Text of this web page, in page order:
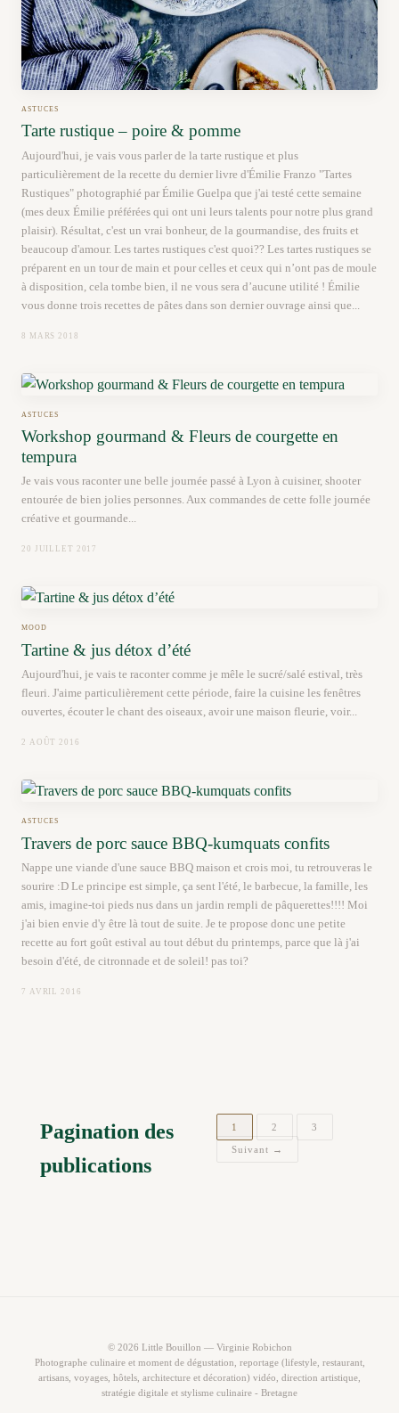
ASTUCES
Tarte rustique – poire & pomme
Aujourd'hui, je vais vous parler de la tarte rustique et plus
particulièrement de la recette du dernier livre d'Émilie Franzo "Tartes
Rustiques" photographié par Émilie Guelpa que j'ai testé cette semaine
(mes deux Émilie préférées qui ont uni leurs talents pour notre plus grand
plaisir). Résultat, c'est un vrai bonheur, de la gourmandise, des fruits et
beaucoup d'amour. Les tartes rustiques c'est quoi?? Les tartes rustiques se
préparent en un tour de main et pour celles et ceux qui n’ont pas de moule
à disposition, cela tombe bien, il ne vous sera d’aucune utilité ! Émilie
vous donne trois recettes de pâtes dans son dernier ouvrage ainsi que...
8 MARS 2018
ASTUCES
Workshop gourmand & Fleurs de courgette en
tempura
Je vais vous raconter une belle journée passé à Lyon à cuisiner, shooter
entourée de bien jolies personnes. Aux commandes de cette folle journée
créative et gourmande...
20 JUILLET 2017
MOOD
Tartine & jus détox d’été
Aujourd'hui, je vais te raconter comme je mêle le sucré/salé estival, très
fleuri. J'aime particulièrement cette période, faire la cuisine les fenêtres
ouvertes, écouter le chant des oiseaux, avoir une maison fleurie, voir...
2 AOÛT 2016
ASTUCES
Travers de porc sauce BBQ-kumquats confits
Nappe une viande d'une sauce BBQ maison et crois moi, tu retrouveras le
sourire :D Le principe est simple, ça sent l'été, le barbecue, la famille, les
amis, imagine-toi pieds nus dans un jardin rempli de pâquerettes!!!! Moi
j'ai bien envie d'y être là tout de suite. Je te propose donc une petite
recette au fort goût estival au tout début du printemps, parce que là j'ai
besoin d'été, de citronnade et de soleil! pas toi?
7 AVRIL 2016
Pagination des
publications
1 2 3
Suivant →
© 2026 Little Bouillon — Virginie Robichon
Photographe culinaire et moment de dégustation, reportage (lifestyle, restaurant,
artisans, voyages, hôtels, architecture et décoration) vidéo, direction artistique,
stratégie digitale et stylisme culinaire - Bretagne